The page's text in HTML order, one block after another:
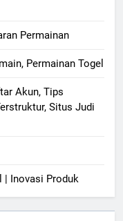
Permainan
Permainan Togel
Akun, Tips
Situs Judi
| Inovasi Produk